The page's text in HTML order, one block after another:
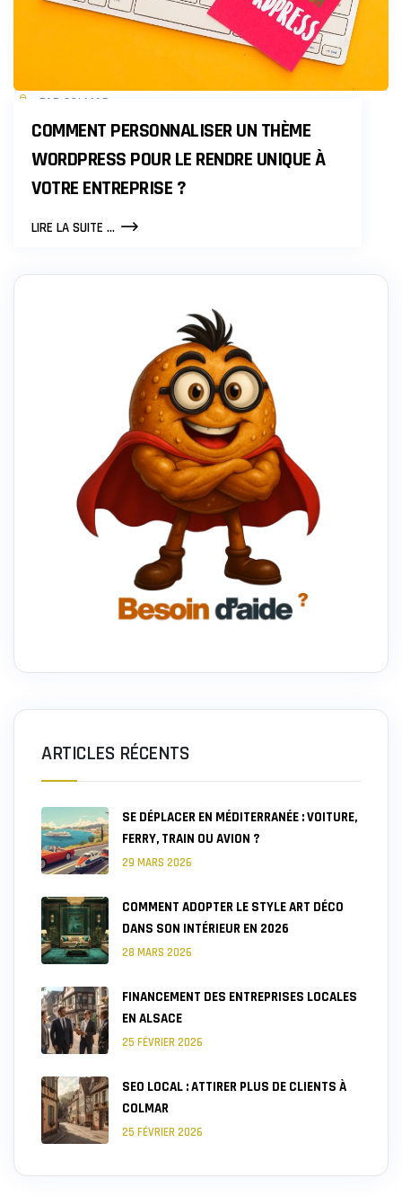
PAR COLMAR
COMMENT PERSONNALISER UN THÈME
WORDPRESS POUR LE RENDRE UNIQUE À
VOTRE ENTREPRISE ?
LIRE LA SUITE ...COMMENT
THÈME
UNIQUE
VOTRE
ENTREPRISE
ARTICLES RÉCENTS
SE DÉPLACER EN MÉDITERRANÉE : VOITURE,
FERRY, TRAIN OU AVION ?
29 MARS 2026
COMMENT ADOPTER LE STYLE ART DÉCO
DANS SON INTÉRIEUR EN 2026
28 MARS 2026
FINANCEMENT DES ENTREPRISES LOCALES
EN ALSACE
25 FÉVRIER 2026
SEO LOCAL : ATTIRER PLUS DE CLIENTS À
COLMAR
25 FÉVRIER 2026